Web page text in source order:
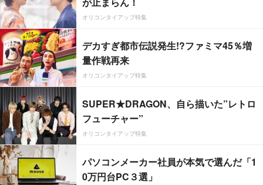
オリコンタイアップ特集
デカすぎ都市伝説発生!?ファミマ45％増
量作戦再来
オリコンタイアップ特集
SUPER★DRAGON、自ら描いた”レトロ
フューチャー”
オリコンタイアップ特集
パソコンメーカー社員が本気で選んだ「1
0万円台PC３選」